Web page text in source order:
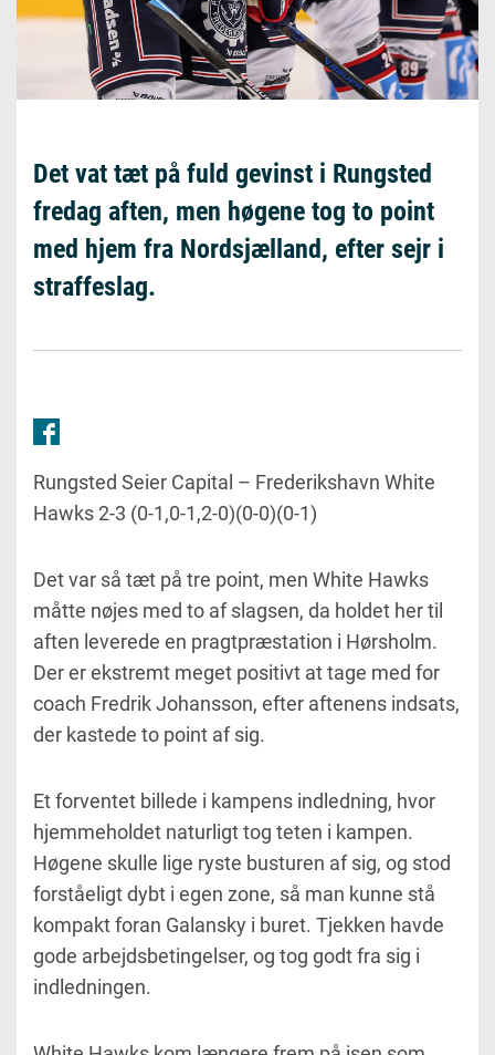
Det vat tæt på fuld gevinst i Rungsted
fredag aften, men høgene tog to point
med hjem fra Nordsjælland, efter sejr i
straffeslag.
Rungsted Seier Capital – Frederikshavn White
Hawks 2-3 (0-1,0-1,2-0)(0-0)(0-1)
Det var så tæt på tre point, men White Hawks
måtte nøjes med to af slagsen, da holdet her til
aften leverede en pragtpræstation i Hørsholm.
Der er ekstremt meget positivt at tage med for
coach Fredrik Johansson, efter aftenens indsats,
der kastede to point af sig.
Et forventet billede i kampens indledning, hvor
hjemmeholdet naturligt tog teten i kampen.
Høgene skulle lige ryste busturen af sig, og stod
forståeligt dybt i egen zone, så man kunne stå
kompakt foran Galansky i buret. Tjekken havde
gode arbejdsbetingelser, og tog godt fra sig i
indledningen.